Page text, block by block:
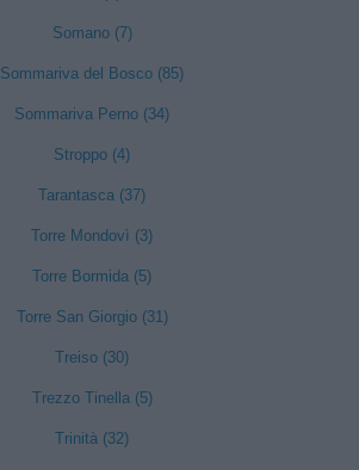
Somano (7)
Sommariva del Bosco (85)
Sommariva Perno (34)
Stroppo (4)
Tarantasca (37)
Torre Mondovì (3)
Torre Bormida (5)
Torre San Giorgio (31)
Treiso (30)
Trezzo Tinella (5)
Trinità (32)